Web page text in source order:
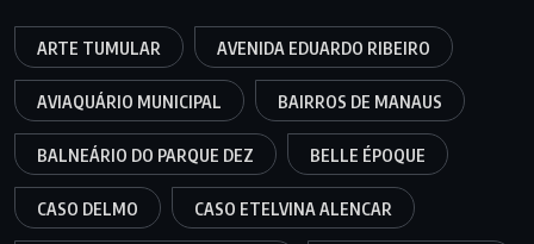
ARTE TUMULAR AVENIDA EDUARDO RIBEIRO
AVIAQUÁRIO MUNICIPAL BAIRROS DE MANAUS
BALNEÁRIO DO PARQUE DEZ BELLE ÉPOQUE
CASO DELMO CASO ETELVINA ALENCAR